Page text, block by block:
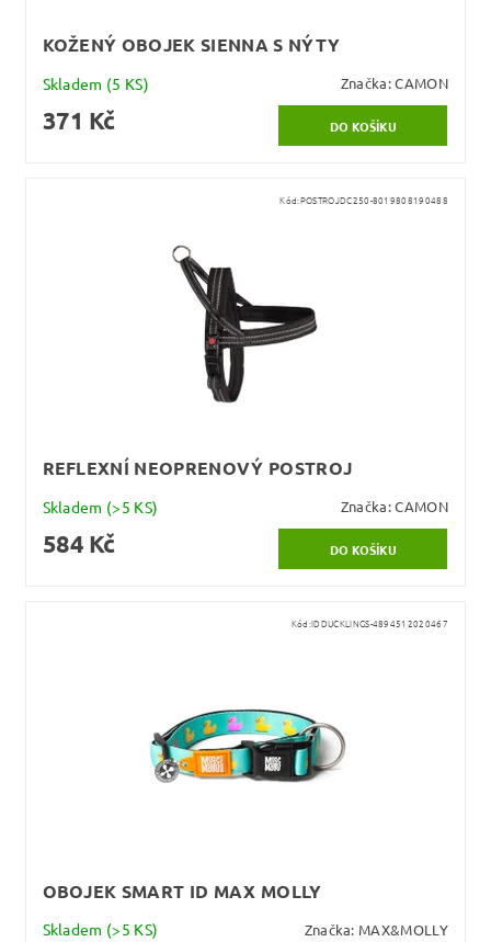
KOŽENÝ OBOJEK SIENNA S NÝTY
Skladem (5 KS) Značka:CAMON
371 Kč
Kód:POSTROJDC250-8019808190488
REFLEXNÍ NEOPRENOVÝ POSTROJ
Skladem (>5 KS) Značka:CAMON
584 Kč
Kód:IDDUCKLINGS-4894512020467
OBOJEK SMART ID MAX MOLLY
Skladem (>5 KS) Značka: MAX&MOLLY